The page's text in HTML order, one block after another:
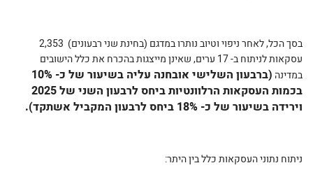
בסך הכל, לאחר ניפוי וטיוב נותרו במדגם (בחינת שני רבעונים) 2,353
עסקאות לניתוח ב- 17 ערים, שאינן מייצגות בהכרח את כלל הישובים
במדינה
(ברבעון השלישי אובחנה עליה בשיעור של כ- 10%
בכמות העסקאות הרלוונטיות ביחס לרבעון השני של 2025
וירידה בשיעור של כ- 18% ביחס לרבעון המקביל אשתקד).
ניתוח נתוני העסקאות כלל בין היתר: